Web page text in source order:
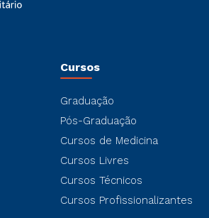
Cursos
Graduação
Pós-Graduação
Cursos de Medicina
Cursos Livres
Cursos Técnicos
Cursos Profissionalizantes